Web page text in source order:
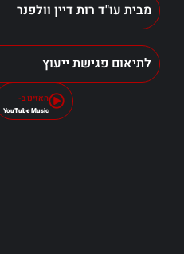
מבית עו"ד רות דיין וולפנר
לתיאום פגישת ייעוץ
האזינו ב-
YouTube Music